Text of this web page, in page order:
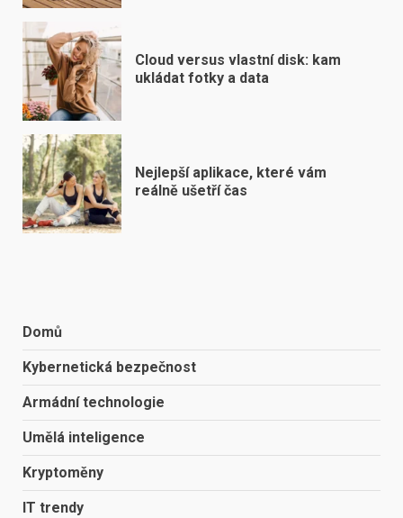
Cloud versus vlastní disk: kam
ukládat fotky a data
Nejlepší aplikace, které vám
reálně ušetří čas
Domů
Kybernetická bezpečnost
Armádní technologie
Umělá inteligence
Kryptoměny
IT trendy